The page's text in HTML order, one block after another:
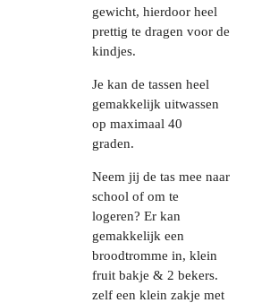
gewicht, hierdoor heel
prettig te dragen voor de
kindjes.
Je kan de tassen heel
gemakkelijk uitwassen
op maximaal 40
graden.
Neem jij de tas mee naar
school of om te
logeren? Er kan
gemakkelijk een
broodtromme in, klein
fruit bakje & 2 bekers.
zelf een klein zakje met